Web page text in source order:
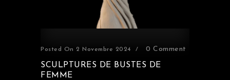
Posted On 2 Novembre 2024 0 Comment
SCULPTURES DE BUSTES DE
FEMME